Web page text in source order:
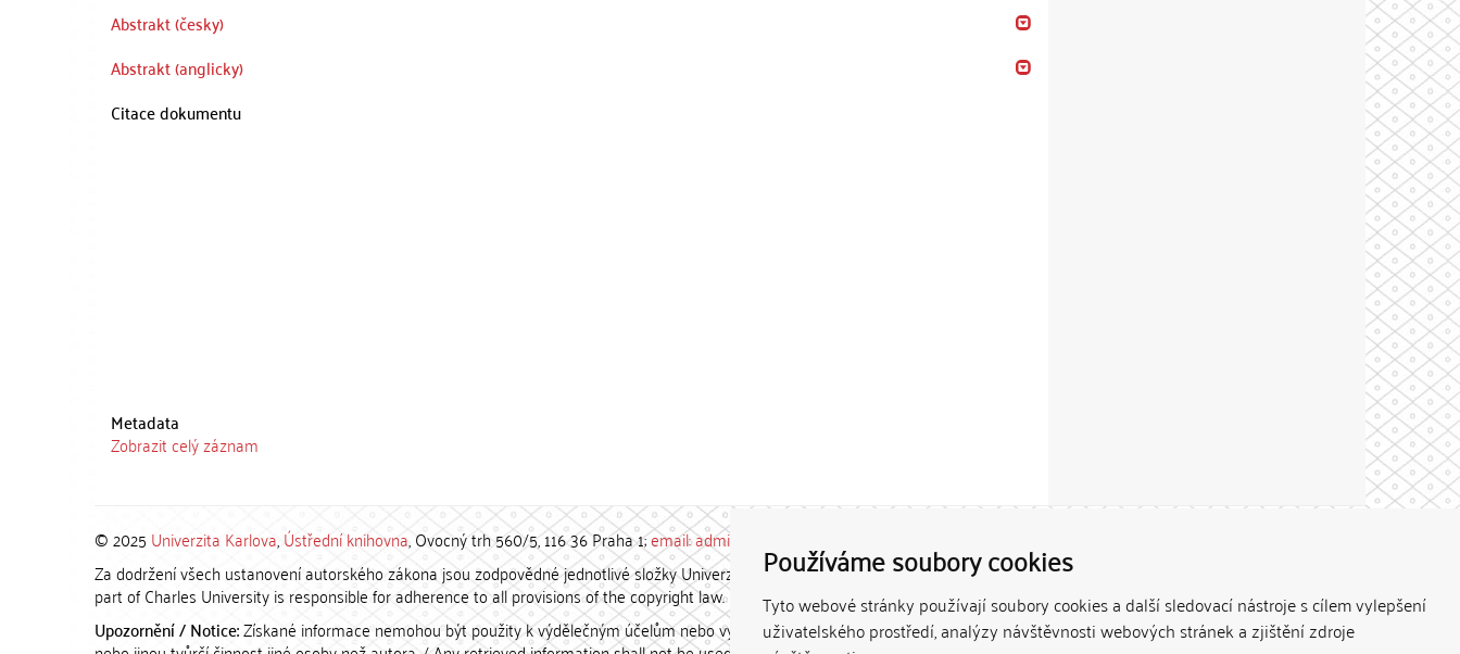
Používáme soubory cookies
Tyto webové stránky používají soubory cookies a další sledovací nástroje s cílem vylepšení
uživatelského prostředí, analýzy návštěvnosti webových stránek a zjištění zdroje
Abstrakt (česky)
Abstrakt (anglicky)
Citace dokumentu
Metadata
Zobrazit celý záznam
© 2025 Univerzita Karlova,Ústřední knihovna, Ovocný trh 560/5, 116 36 Praha 1;email: admin-repozitar [at] cuni.cz
Za dodržení všech ustanovení autorského zákona jsou zodpovědné jednotlivé složky Univerzity Karlovy. / Each constituent
part of Charles University is responsible for adherence to all provisions of the copyright law.
Upozornění / Notice:Získané informace nemohou být použity k výdělečným účelům nebo vydávány za studijní, vědeckou